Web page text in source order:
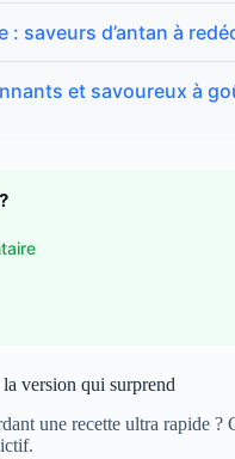
: saveurs d’antan à
et savoureux à
version qui surprend
une recette ultra rapide ?